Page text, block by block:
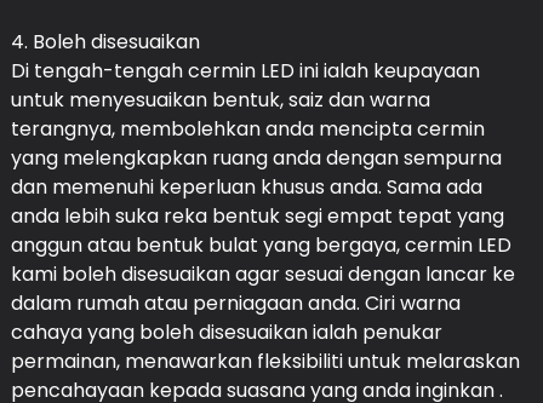
4. Boleh disesuaikan
Di tengah-tengah cermin LED ini ialah keupayaan
untuk menyesuaikan bentuk, saiz dan warna
terangnya, membolehkan anda mencipta cermin
yang melengkapkan ruang anda dengan sempurna
dan memenuhi keperluan khusus anda. Sama ada
anda lebih suka reka bentuk segi empat tepat yang
anggun atau bentuk bulat yang bergaya, cermin LED
kami boleh disesuaikan agar sesuai dengan lancar ke
dalam rumah atau perniagaan anda. Ciri warna
cahaya yang boleh disesuaikan ialah penukar
permainan, menawarkan fleksibiliti untuk melaraskan
pencahayaan kepada suasana yang anda inginkan .